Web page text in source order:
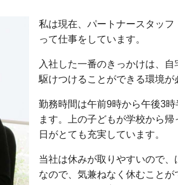
私は現在、パートナースタッ
って仕事をしています。
入社した一番のきっかけは、
駆けつけることができる環境が
勤務時間は午前9時から午後3
ます。上の子どもが学校から
日がとても充実しています。
当社は休みが取りやすいので、
なので、気兼ねなく休むこと